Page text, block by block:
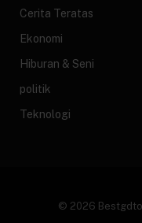
Cerita Teratas
Ekonomi
Hiburan & Seni
politik
Teknologi
© 2026